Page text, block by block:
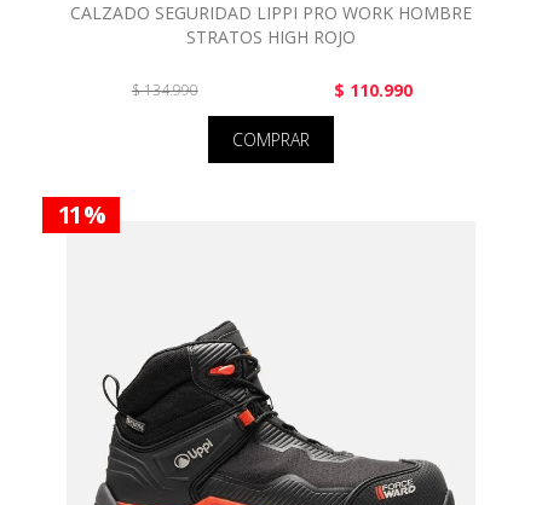
CALZADO SEGURIDAD LIPPI PRO WORK HOMBRE
STRATOS HIGH ROJO
$ 134.990 $ 110.990
COMPRAR
11 %